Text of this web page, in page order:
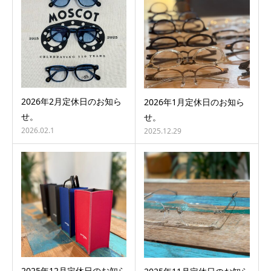
2026年2月定休日のお知ら
せ。
2026.02.1
2026年1月定休日のお知ら
せ。
2025.12.29